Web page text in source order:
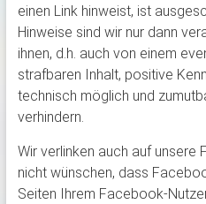
einen Link hinweist, ist
Hinweise sind wir nur dann
ihnen, d.h. auch von einem
strafbaren Inhalt, positive
technisch möglich und
verhindern.
Wir verlinken auch auf unsere
nicht wünschen, dass
Seiten Ihrem Facebook-